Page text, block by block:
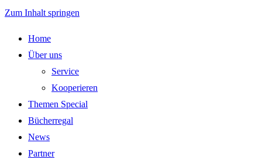
Zum Inhalt springen
Home
Über uns
Service
Kooperieren
Themen Special
Bücherregal
News
Partner